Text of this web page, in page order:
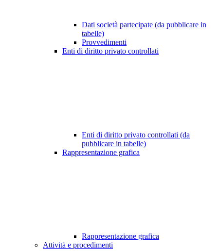
Dati società partecipate (da pubblicare in
tabelle)
Provvedimenti
Enti di diritto privato controllati
Enti di diritto privato controllati (da
pubblicare in tabelle)
Rappresentazione grafica
Rappresentazione grafica
Attività e procedimenti